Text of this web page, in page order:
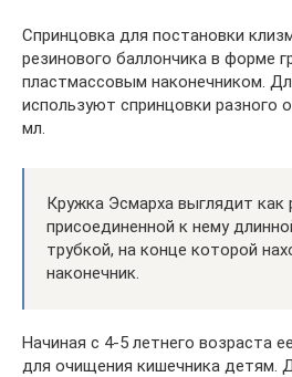
Спринцовка для постановки
резинового баллончика в форме
пластмассовым наконечником.
используют спринцовки разного
мл.
Кружка Эсмарха выглядит как
присоединенной к нему
трубкой, на конце которой
наконечник.
Начиная с 4-5 летнего возраста
для очищения кишечника детям.